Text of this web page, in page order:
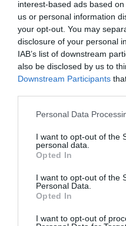
interest-based ads based
us or personal information
your opt-out. You may
disclosure of your personal
IAB’s list of downstream
also be disclosed by us to
Downstream Participants
Personal Data
I want to opt-out of the
personal data.
Opted In
I want to opt-out of the
Personal Data.
Opted In
I want to opt-out of
Enormes minucias
por Eulogio López